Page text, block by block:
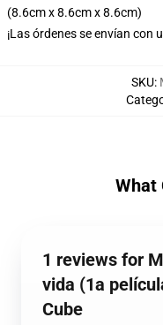
(8.6cm x 8.6cm x 8.6cm)
¡Las órdenes se envían con
SKU:
What
1 reviews for
vida (1a
Cube